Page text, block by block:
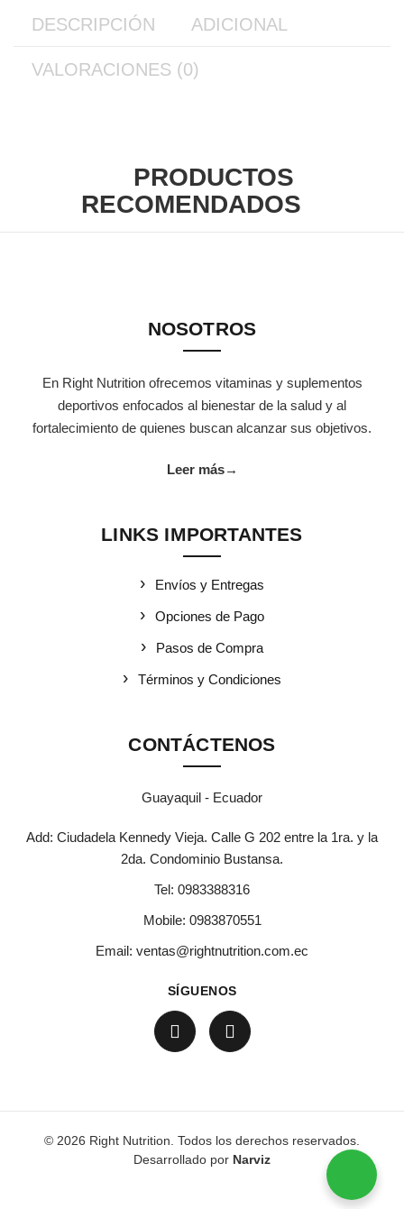
DESCRIPCIÓN ADICIONAL
VALORACIONES (0)
PRODUCTOS
RECOMENDADOS
NOSOTROS
En Right Nutrition ofrecemos vitaminas y suplementos
deportivos enfocados al bienestar de la salud y al
fortalecimiento de quienes buscan alcanzar sus objetivos.
Leer más→
LINKS IMPORTANTES
Envíos y Entregas
Opciones de Pago
Pasos de Compra
Términos y Condiciones
CONTÁCTENOS
Guayaquil - Ecuador
Add: Ciudadela Kennedy Vieja. Calle G 202 entre la 1ra. y la
2da. Condominio Bustansa.
Tel: 0983388316
Mobile: 0983870551
Email: ventas@rightnutrition.com.ec
SÍGUENOS
© 2026 Right Nutrition. Todos los derechos reservados.
Desarrollado por Narviz